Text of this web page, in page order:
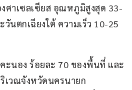
ศาเซลเซียส อุณหภูมิสูงสุด 33-
วันตกเฉียงใต้ ความเร็ว 10-25
นอง ร้อยละ 70 ของพื้นที่ และ
วณจังหวัดนครนายก